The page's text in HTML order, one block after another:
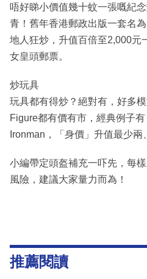
唔好睇小價值幾十蚊一張嘅紀
青！舊年香港郵政出版一套名
地人狂炒，升值百倍至2,000元
女皇頭郵票。
炒玩具
玩具都有得炒？絕對有，好多
Figure都有價有市，經典例子
Ironman，「身價」升值最少兩
小編帶定頭盔補充一吓先，每
風險，建議大家量力而為！
推薦閱讀